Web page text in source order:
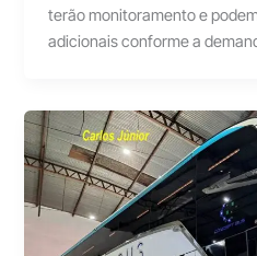
terão monitoramento e
adicionais conforme a